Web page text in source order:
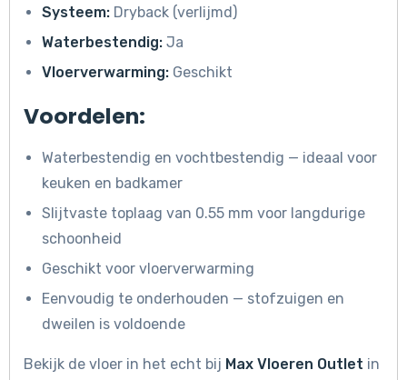
Systeem: Dryback (verlijmd)
Waterbestendig: Ja
Vloerverwarming: Geschikt
Voordelen:
Waterbestendig en vochtbestendig — ideaal voor
keuken en badkamer
Slijtvaste toplaag van 0.55 mm voor langdurige
schoonheid
Geschikt voor vloerverwarming
Eenvoudig te onderhouden — stofzuigen en
dweilen is voldoende
Bekijk de vloer in het echt bij Max Vloeren Outlet in